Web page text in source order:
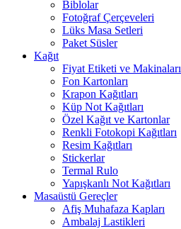
Biblolar
Fotoğraf Çerçeveleri
Lüks Masa Setleri
Paket Süsler
Kağıt
Fiyat Etiketi ve Makinaları
Fon Kartonları
Krapon Kağıtları
Küp Not Kağıtları
Özel Kağıt ve Kartonlar
Renkli Fotokopi Kağıtları
Resim Kağıtları
Stickerlar
Termal Rulo
Yapışkanlı Not Kağıtları
Masaüstü Gereçler
Afiş Muhafaza Kapları
Ambalaj Lastikleri